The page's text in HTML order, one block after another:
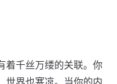
着千丝万缕的关联。你
世界也寒凉。当你的内